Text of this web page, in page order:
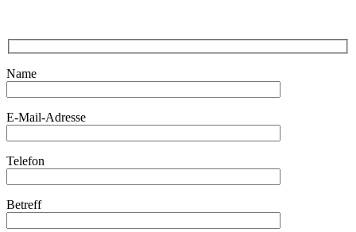
Name
E-Mail-Adresse
Telefon
Betreff